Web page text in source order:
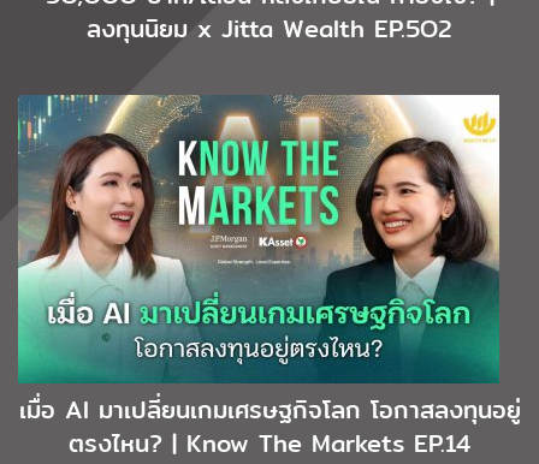
ลงทุนนิยม x Jitta Wealth EP.5O2
เมื่อ AI มาเปลี่ยนเกมเศรษฐกิจโลก โอกาสลงทุนอยู่
ตรงไหน? | Know The Markets EP.14